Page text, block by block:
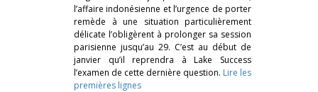
l’affaire indonésienne et l’urgence de porter
remède à une situation particulièrement
délicate l’obligèrent à prolonger sa session
parisienne jusqu’au 29. C’est au début de
janvier qu’il reprendra à Lake Success
l’examen de cette dernière question. Lire les
premières lignes